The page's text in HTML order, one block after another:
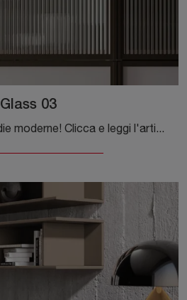
Glass 03
Scopri le più belle Madie moderne! Clicca e leggi l'articolo: mobile soggiorno Glass 03 in vetro, soluzione bella e di grande qualità.